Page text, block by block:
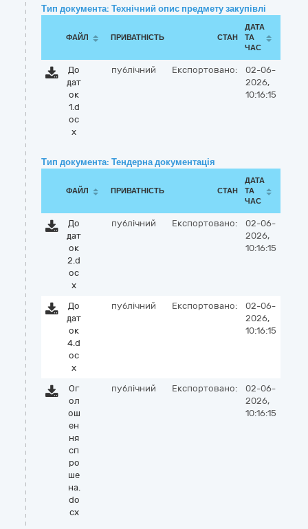
Тип документа: Технічний опис предмету закупівлі
ФАЙЛ ПРИВАТНІСТЬ СТАН
ДАТА
ТА
ЧАС
До
дат
ок
1.d
oc
x
публічний Експортовано:
02-06-
2026,
10:16:15
Тип документа: Тендерна документація
ФАЙЛ ПРИВАТНІСТЬ СТАН
ДАТА
ТА
ЧАС
До
дат
ок
2.d
oc
x
публічний Експортовано:
02-06-
2026,
10:16:15
До
дат
ок
4.d
oc
x
публічний Експортовано:
02-06-
2026,
10:16:15
Ог
ол
ош
ен
ня
сп
ро
ше
на.
do
cx
публічний Експортовано:
02-06-
2026,
10:16:15